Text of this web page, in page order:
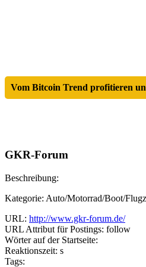
Vom Bitcoin Trend profitieren
GKR-Forum
Beschreibung:
Kategorie: Auto/Motorrad/Boot/
URL: http://www.gkr-forum.de/
URL Attribut für Postings: follow
Wörter auf der Startseite:
Reaktionszeit: s
Tags: